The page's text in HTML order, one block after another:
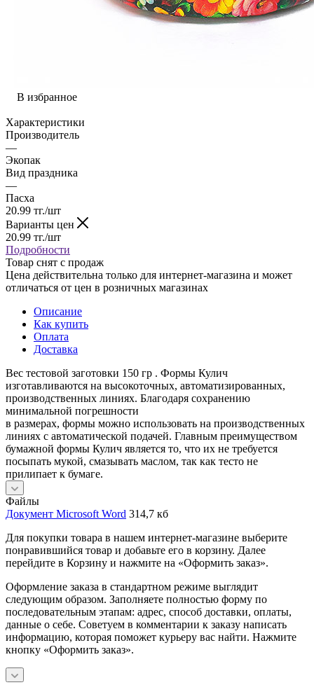
В избранное
Характеристики
Производитель
—
Экопак
Вид праздника
—
Пасха
20.99 тг./шт
Варианты цен
20.99 тг./шт
Подробности
Товар снят с продаж
Цена действительна только для интернет-магазина и может
отличаться от цен в розничных магазинах
Описание
Как купить
Оплата
Доставка
Вес тестовой заготовки 150 гр . Формы Кулич
изготавливаются на высокоточных, автоматизированных,
производственных линиях. Благодаря сохранению
минимальной погрешности
в размерах, формы можно использовать на производственных
линиях с автоматической подачей. Главным преимуществом
бумажной формы Кулич является то, что их не требуется
посыпать мукой, смазывать маслом, так как тесто не
прилипает к бумаге.
Файлы
Документ Microsoft Word 314,7 кб
Для покупки товара в нашем интернет-магазине выберите
понравившийся товар и добавьте его в корзину. Далее
перейдите в Корзину и нажмите на «Оформить заказ».
Оформление заказа в стандартном режиме выглядит
следующим образом. Заполняете полностью форму по
последовательным этапам: адрес, способ доставки, оплаты,
данные о себе. Советуем в комментарии к заказу написать
информацию, которая поможет курьеру вас найти. Нажмите
кнопку «Оформить заказ».